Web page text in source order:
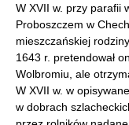
W XVII w. przy parafii
Proboszczem w
mieszczańskiej
1643 r. pretendował
Wolbromiu, ale
W XVII w. w
w dobrach